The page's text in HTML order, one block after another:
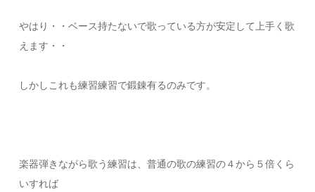
やはり・・ベース持たないで歌っている方が安定して上手く歌
えます・・
しかしこれも練習練習で鍛錬有るのみです。
楽器弾きながら歌う練習は、普通の歌の練習の４から５倍くら
いすれば